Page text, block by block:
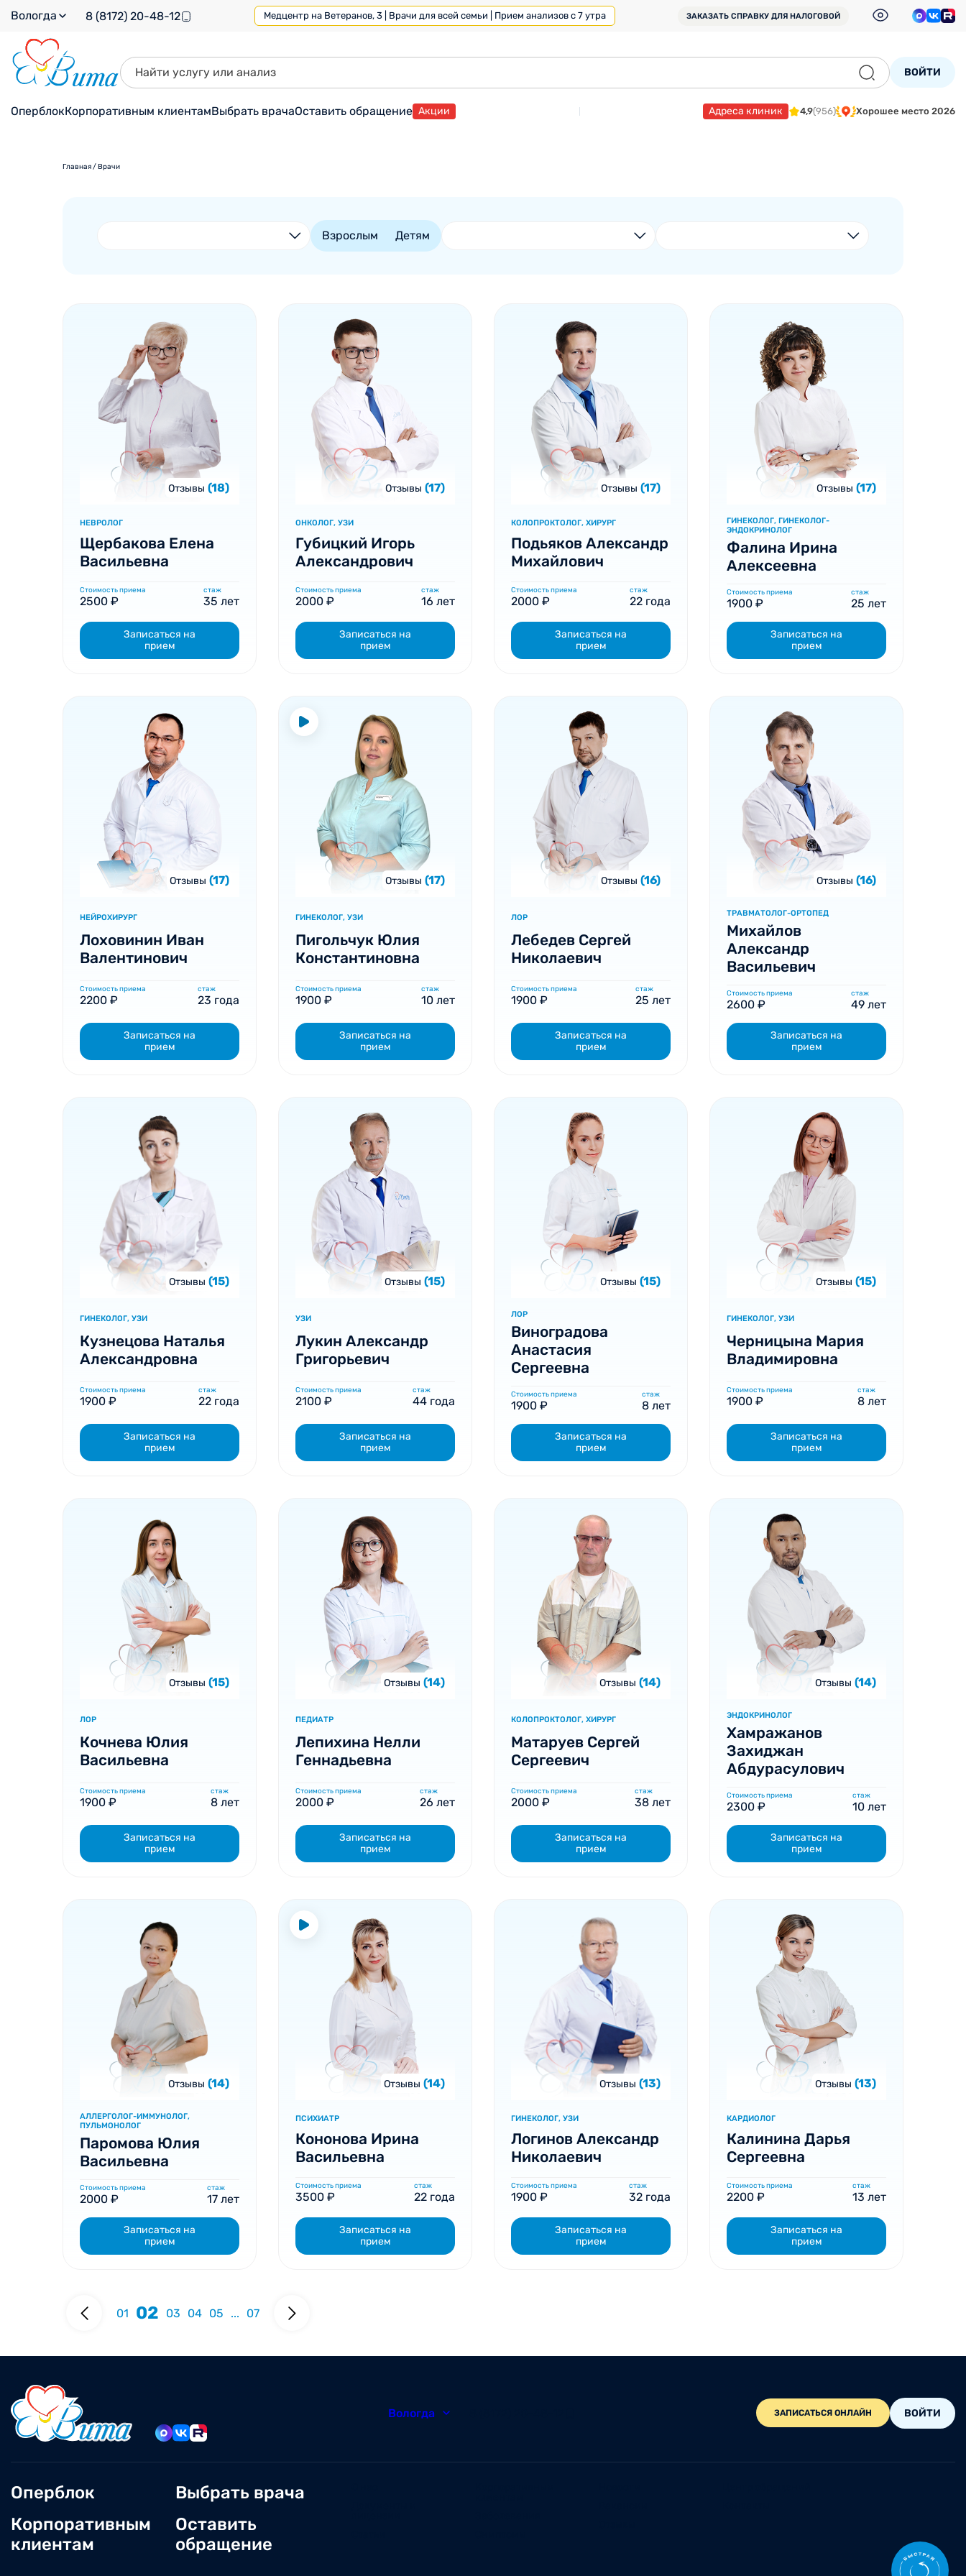
Вологда 8 (8172) 20-48-12 Медцентр на Ветеранов, 3 | Врачи для всей семьи | Прием анализов с 7 утра ЗАКАЗАТЬ СПРАВКУ ДЛЯ НАЛОГОВОЙ
ВОЙТИ
ОперблокКорпоративным клиентамВыбрать врачаОставить обращение Акции Адреса клиник 4,9(956) Хорошее место 2026
Главная/Врачи
Взрослым Детям
Отзывы (18)
НЕВРОЛОГ
Щербакова Елена
Васильевна
Стоимость приема
2500 ₽
стаж
35 лет
Записаться на
прием
Отзывы (17)
ОНКОЛОГ, УЗИ
Губицкий Игорь
Александрович
Стоимость приема
2000 ₽
стаж
16 лет
Записаться на
прием
Отзывы (17)
КОЛОПРОКТОЛОГ, ХИРУРГ
Подьяков Александр
Михайлович
Стоимость приема
2000 ₽
стаж
22 года
Записаться на
прием
Отзывы (17)
ГИНЕКОЛОГ, ГИНЕКОЛОГ-
ЭНДОКРИНОЛОГ
Фалина Ирина
Алексеевна
Стоимость приема
1900 ₽
стаж
25 лет
Записаться на
прием
Отзывы (17)
НЕЙРОХИРУРГ
Лоховинин Иван
Валентинович
Стоимость приема
2200 ₽
стаж
23 года
Записаться на
прием
Отзывы (17)
ГИНЕКОЛОГ, УЗИ
Пигольчук Юлия
Константиновна
Стоимость приема
1900 ₽
стаж
10 лет
Записаться на
прием
Отзывы (16)
ЛОР
Лебедев Сергей
Николаевич
Стоимость приема
1900 ₽
стаж
25 лет
Записаться на
прием
Отзывы (16)
ТРАВМАТОЛОГ-ОРТОПЕД
Михайлов
Александр
Васильевич
Стоимость приема
2600 ₽
стаж
49 лет
Записаться на
прием
Отзывы (15)
ГИНЕКОЛОГ, УЗИ
Кузнецова Наталья
Александровна
Стоимость приема
1900 ₽
стаж
22 года
Записаться на
прием
Отзывы (15)
УЗИ
Лукин Александр
Григорьевич
Стоимость приема
2100 ₽
стаж
44 года
Записаться на
прием
Отзывы (15)
ЛОР
Виноградова
Анастасия
Сергеевна
Стоимость приема
1900 ₽
стаж
8 лет
Записаться на
прием
Отзывы (15)
ГИНЕКОЛОГ, УЗИ
Черницына Мария
Владимировна
Стоимость приема
1900 ₽
стаж
8 лет
Записаться на
прием
Отзывы (15)
ЛОР
Кочнева Юлия
Васильевна
Стоимость приема
1900 ₽
стаж
8 лет
Записаться на
прием
Отзывы (14)
ПЕДИАТР
Лепихина Нелли
Геннадьевна
Стоимость приема
2000 ₽
стаж
26 лет
Записаться на
прием
Отзывы (14)
КОЛОПРОКТОЛОГ, ХИРУРГ
Матаруев Сергей
Сергеевич
Стоимость приема
2000 ₽
стаж
38 лет
Записаться на
прием
Отзывы (14)
ЭНДОКРИНОЛОГ
Хамражанов
Захиджан
Абдурасулович
Стоимость приема
2300 ₽
стаж
10 лет
Записаться на
прием
Отзывы (14)
АЛЛЕРГОЛОГ-ИММУНОЛОГ,
ПУЛЬМОНОЛОГ
Паромова Юлия
Васильевна
Стоимость приема
2000 ₽
стаж
17 лет
Записаться на
прием
Отзывы (14)
ПСИХИАТР
Кононова Ирина
Васильевна
Стоимость приема
3500 ₽
стаж
22 года
Записаться на
прием
Отзывы (13)
ГИНЕКОЛОГ, УЗИ
Логинов Александр
Николаевич
Стоимость приема
1900 ₽
стаж
32 года
Записаться на
прием
Отзывы (13)
КАРДИОЛОГ
Калинина Дарья
Сергеевна
Стоимость приема
2200 ₽
стаж
13 лет
Записаться на
прием
01 02 03 04 05 ... 07
Вологда ЗАПИСАТЬСЯ ОНЛАЙН ВОЙТИ
Оперблок
Корпоративным
клиентам
Выбрать врача
Оставить
обращение